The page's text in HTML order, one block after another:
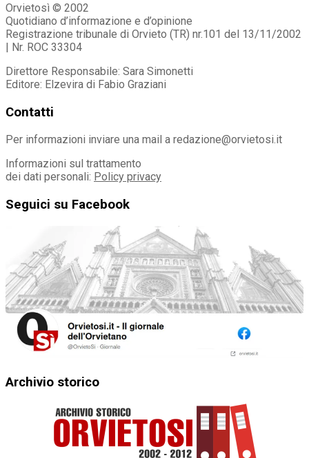
Orvietosì © 2002
Quotidiano d’informazione e d’opinione
Registrazione tribunale di Orvieto (TR) nr.101 del 13/11/2002
| Nr. ROC 33304
Direttore Responsabile: Sara Simonetti
Editore: Elzevira di Fabio Graziani
Contatti
Per informazioni inviare una mail a redazione@orvietosi.it
Informazioni sul trattamento
dei dati personali: Policy privacy
Seguici su Facebook
Archivio storico